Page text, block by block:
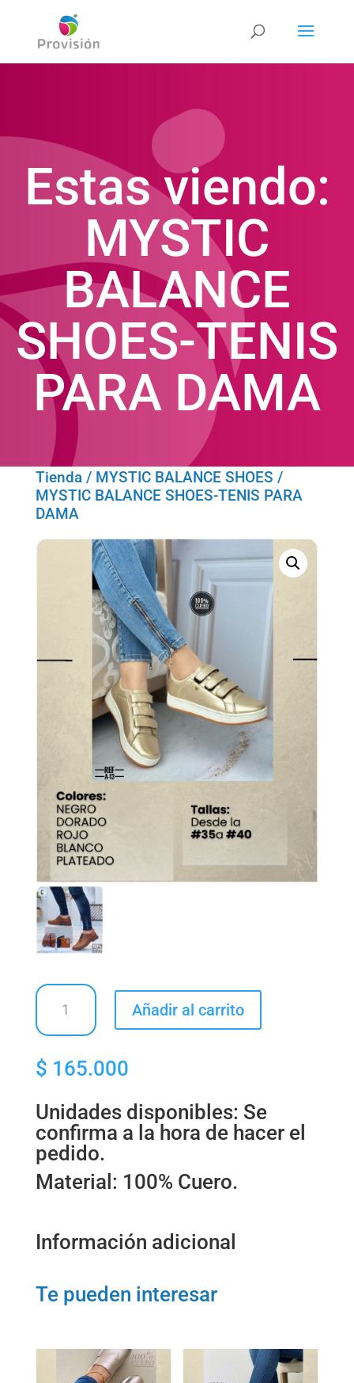
Estas viendo:
MYSTIC
BALANCE
SHOES-TENIS
PARA DAMA
Tienda/ MYSTIC BALANCE SHOES /
MYSTIC BALANCE SHOES-TENIS PARA
DAMA
MYSTIC
BALANCE
SHOES-
PARA
cantidad
Añadir al carrito
$ 165.000
Unidades disponibles: Se
confirma a la hora de hacer el
pedido.
Material: 100% Cuero.
Información adicional
Te pueden interesar